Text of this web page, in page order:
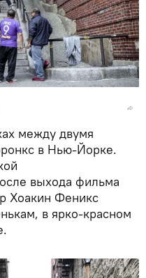
между двумя
в Нью-Йорке.
выхода фильма
Хоакин Феникс
в ярко-красном